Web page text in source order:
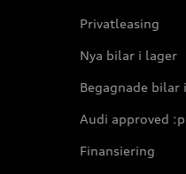
Privatleasing
Nya bilar i lager
Begagnade bilar
Audi approved
Finansiering